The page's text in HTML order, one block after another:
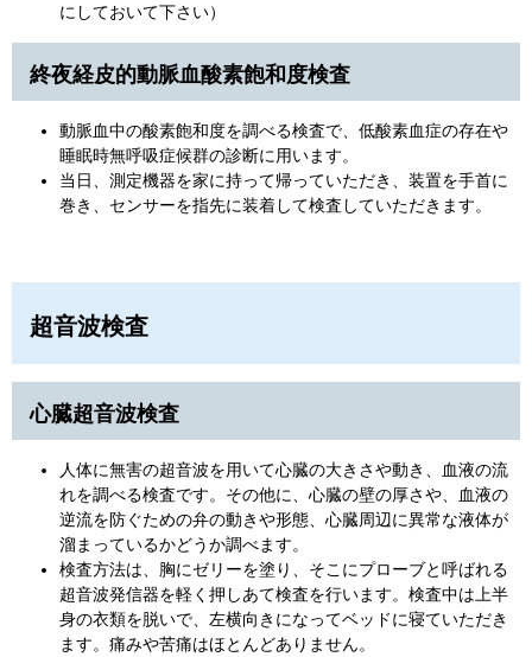
にしておいて下さい）
終夜経皮的動脈血酸素飽和度検査
動脈血中の酸素飽和度を調べる検査で、低酸素血症の存在や
睡眠時無呼吸症候群の診断に用います。
当日、測定機器を家に持って帰っていただき、装置を手首に
巻き、センサーを指先に装着して検査していただきます。
超音波検査
心臓超音波検査
人体に無害の超音波を用いて心臓の大きさや動き、血液の流
れを調べる検査です。その他に、心臓の壁の厚さや、血液の
逆流を防ぐための弁の動きや形態、心臓周辺に異常な液体が
溜まっているかどうか調べます。
検査方法は、胸にゼリーを塗り、そこにプローブと呼ばれる
超音波発信器を軽く押しあて検査を行います。検査中は上半
身の衣類を脱いで、左横向きになってベッドに寝ていただき
ます。痛みや苦痛はほとんどありません。